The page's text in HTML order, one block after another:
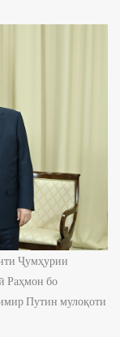
Ҷумҳурии
Раҳмон бо
Путин мулоқоти